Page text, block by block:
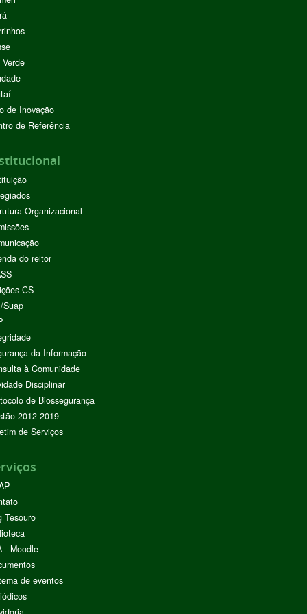
de Inovação
de Referência
Organizacional
do reitor
CS
Suap
da Informação
à Comunidade
Disciplinar
de Biossegurança
2012-2019
de Serviços
Tesouro
- Moodle
de eventos